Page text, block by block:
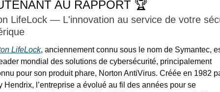
AU RAPPORT 🏆
LifeLock — L'innovation au service de votre
LifeLock, anciennement connu sous le nom de Symantec,
mondial des solutions de cybersécurité, principalement
pour son produit phare, Norton AntiVirus. Créée en 1982
Hendrix, l’entreprise a évolué au fil des années pour se